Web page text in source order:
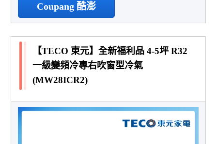
Coupang 酷澎
【TECO 東元】全新福利品 4-5坪 R32
一級變頻冷專右吹窗型冷氣
(MW28ICR2)